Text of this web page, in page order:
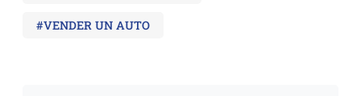
#VENDER UN AUTO